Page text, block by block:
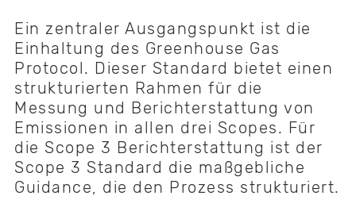
Ein zentraler Ausgangspunkt ist die
Einhaltung des Greenhouse Gas
Protocol. Dieser Standard bietet einen
strukturierten Rahmen für die
Messung und Berichterstattung von
Emissionen in allen drei Scopes. Für
die Scope 3 Berichterstattung ist der
Scope 3 Standard die maßgebliche
Guidance, die den Prozess strukturiert.